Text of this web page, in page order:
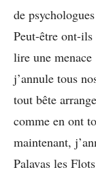
de
Peut-être ont-
lire une
j’annule tous
tout bête
comme en ont
maintenant,
Palavas les